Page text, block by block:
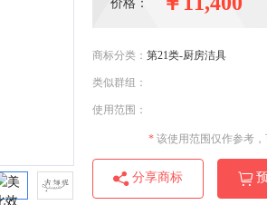
价格：
商标分类： 第21类-厨房洁具
类似群组：
使用范围：
* 该使用范围仅作参考
分享商标